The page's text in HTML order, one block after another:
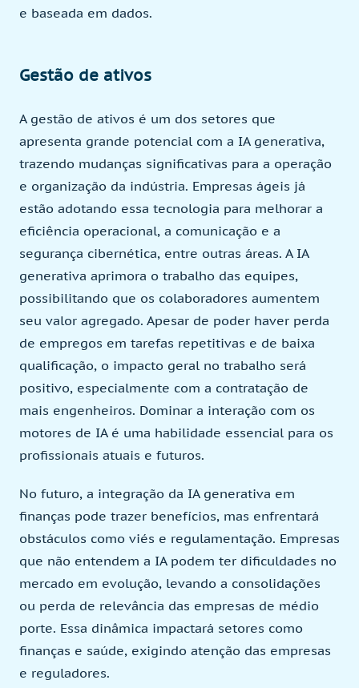
e baseada em dados.
Gestão de ativos
A gestão de ativos é um dos setores que
apresenta grande potencial com a IA generativa,
trazendo mudanças significativas para a operação
e organização da indústria. Empresas ágeis já
estão adotando essa tecnologia para melhorar a
eficiência operacional, a comunicação e a
segurança cibernética, entre outras áreas. A IA
generativa aprimora o trabalho das equipes,
possibilitando que os colaboradores aumentem
seu valor agregado. Apesar de poder haver perda
de empregos em tarefas repetitivas e de baixa
qualificação, o impacto geral no trabalho será
positivo, especialmente com a contratação de
mais engenheiros. Dominar a interação com os
motores de IA é uma habilidade essencial para os
profissionais atuais e futuros.
No futuro, a integração da IA generativa em
finanças pode trazer benefícios, mas enfrentará
obstáculos como viés e regulamentação. Empresas
que não entendem a IA podem ter dificuldades no
mercado em evolução, levando a consolidações
ou perda de relevância das empresas de médio
porte. Essa dinâmica impactará setores como
finanças e saúde, exigindo atenção das empresas
e reguladores.